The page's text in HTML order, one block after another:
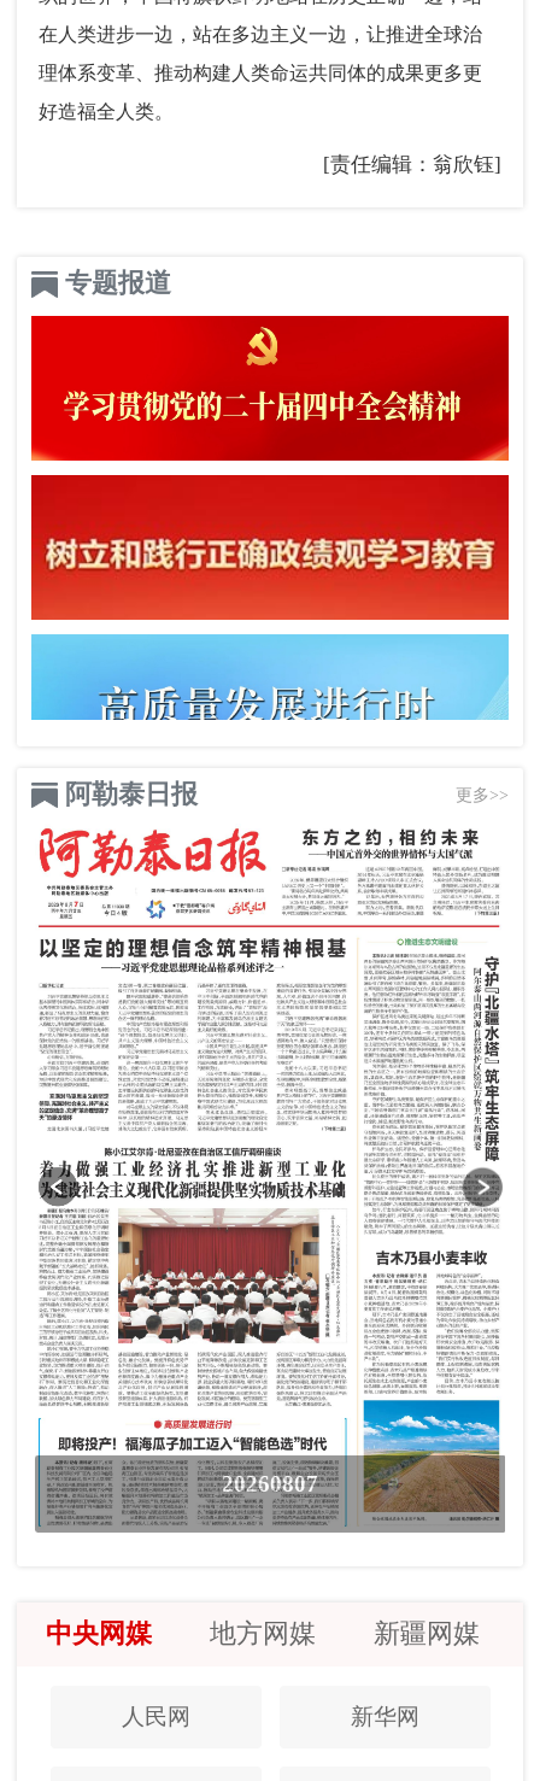
在人类进步一边，站在多边主义一边，让推进全球治
理体系变革、推动构建人类命运共同体的成果更多更
好造福全人类。
[责任编辑：翁欣钰]
专题报道
阿勒泰日报 更多>>
20260807
中央网媒 地方网媒 新疆网媒
人民网 新华网